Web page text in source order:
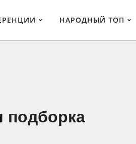
НАРОДНЫЙ ТОП
подборка